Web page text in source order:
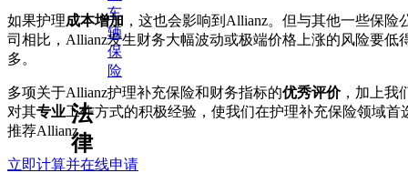
车
辆
保
险
法
律
如果护理成本增加 ，这也会影响到Allianz。但与其他一些保险
司相比，Allianz发生财务大幅波动或极端价格上涨的风险要低
多。
多项关于Allianz护理补充保险和财务指标的优秀评价，加上我
对其专业工作方式的积极经验，使我们在护理补充保险领域首
推荐Allianz。
立即计算并在线申请